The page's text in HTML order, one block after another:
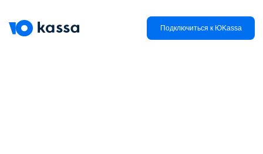
Подключиться к ЮKassa